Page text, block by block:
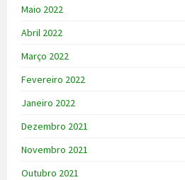
Maio 2022
Abril 2022
Março 2022
Fevereiro 2022
Janeiro 2022
Dezembro 2021
Novembro 2021
Outubro 2021